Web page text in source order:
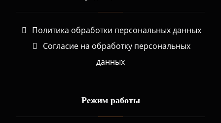
Политика обработки персональных данных
Согласие на обработку персональных
данных
Режим работы